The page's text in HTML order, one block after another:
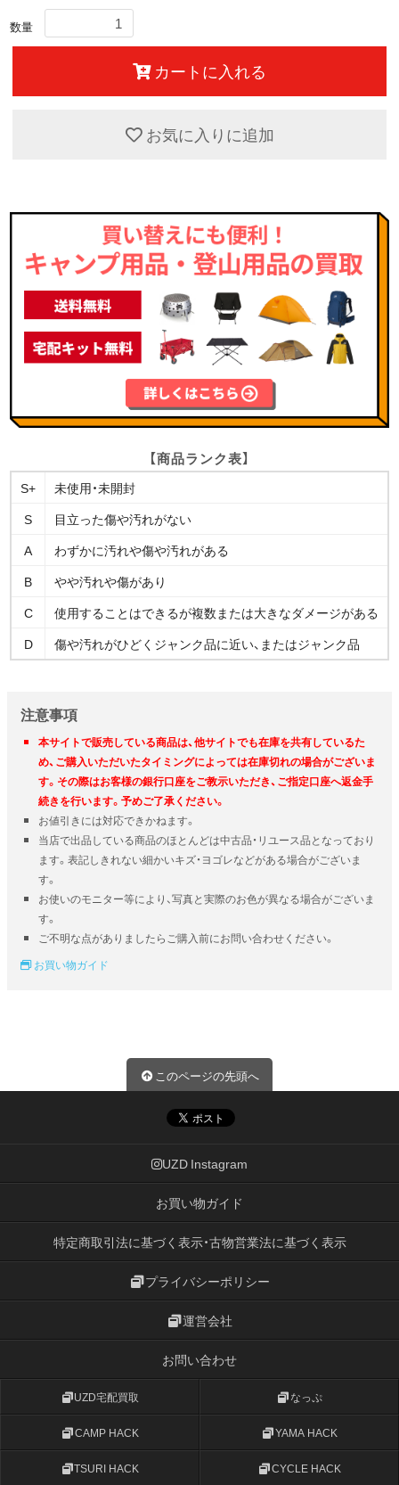
数量
カートに入れる
お気に入りに追加
【商品ランク表】
S+
未使用・未開封
S
目立った傷や汚れがない
A
わずかに汚れや傷や汚れがある
B
やや汚れや傷があり
C
使用することはできるが複数または大きなダメージがある
D
傷や汚れがひどくジャンク品に近い、またはジャンク品
注意事項
本サイトで販売している商品は、他サイトでも在庫を共有しているた
め、ご購入いただいたタイミングによっては在庫切れの場合がございま
す。その際はお客様の銀行口座をご教示いただき、ご指定口座へ返金手
続きを行います。予めご了承ください。
お値引きには対応できかねます。
当店で出品している商品のほとんどは中古品・リユース品となっており
ます。表記しきれない細かいキズ・ヨゴレなどがある場合がございま
す。
お使いのモニター等により、写真と実際のお色が異なる場合がございま
す。
ご不明な点がありましたらご購入前にお問い合わせください。
お買い物ガイド
このページの先頭へ
UZD Instagram
お買い物ガイド
特定商取引法に基づく表示・古物営業法に基づく表示
プライバシーポリシー
運営会社
お問い合わせ
UZD宅配買取 なっぷ
CAMP HACK YAMA HACK
TSURI HACK CYCLE HACK